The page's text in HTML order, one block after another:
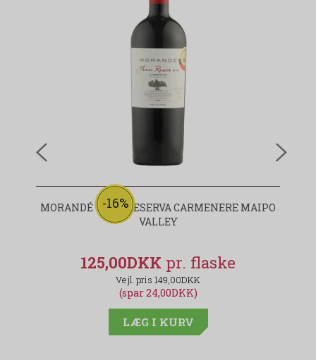
-16%
MORANDÉ GRAN RESERVA CARMENERE MAIPO
VALLEY
125,00DKK
149,00DKK
(spar 24,00DKK)
LÆG I KURV